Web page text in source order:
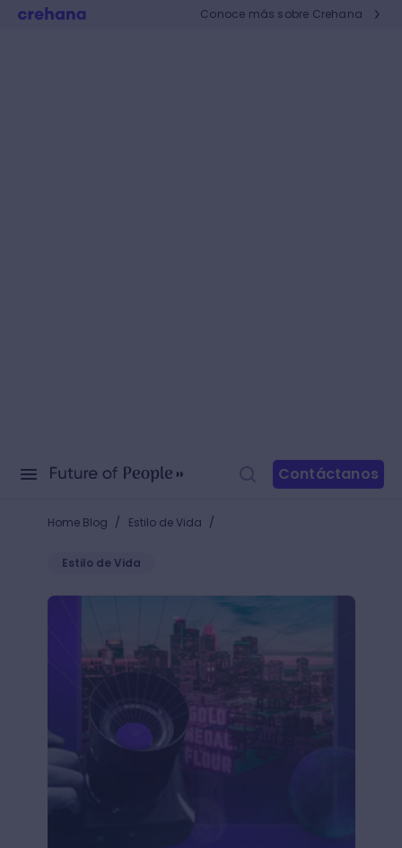
Conoce más sobre Crehana
Contáctanos
Home Blog / Estilo de Vida /
Estilo de Vida
Proyectos fotográficos: +30 ideas para captar la